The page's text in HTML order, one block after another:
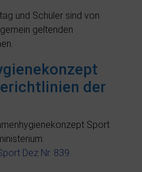
und Schüler sind von
geltenden
der
Sport
Dez Nr. 839